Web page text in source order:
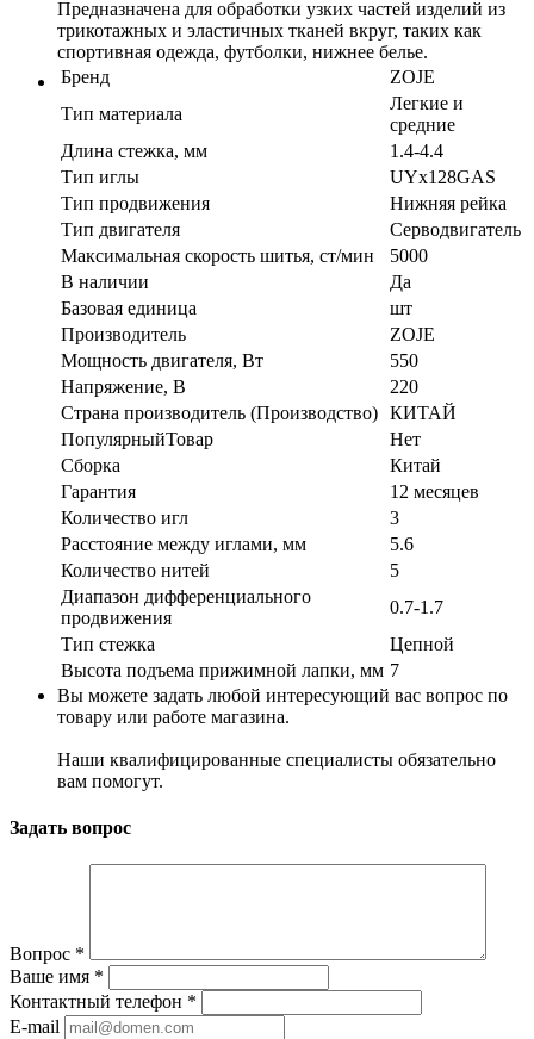
Предназначена для обработки узких частей изделий из
трикотажных и эластичных тканей вкруг, таких как
спортивная одежда, футболки, нижнее белье.
Бренд
ZOJE
Тип материала
Легкие и
средние
Длина стежка, мм
1.4-4.4
Тип иглы
UYx128GAS
Тип продвижения
Нижняя рейка
Тип двигателя
Серводвигатель
Максимальная скорость шитья, ст/мин
5000
В наличии
Да
Базовая единица
шт
Производитель
ZOJE
Мощность двигателя, Вт
550
Напряжение, В
220
Страна производитель (Производство) КИТАЙ
ПопулярныйТовар
Нет
Сборка
Китай
Гарантия
12 месяцев
Количество игл
3
Расстояние между иглами, мм
5.6
Количество нитей
5
Диапазон дифференциального
продвижения
0.7-1.7
Тип стежка
Цепной
Высота подъема прижимной лапки, мм 7
Вы можете задать любой интересующий вас вопрос по
товару или работе магазина.
Наши квалифицированные специалисты обязательно
вам помогут.
Задать вопрос
Вопрос *
Ваше имя *
Контактный телефон *
E-mail